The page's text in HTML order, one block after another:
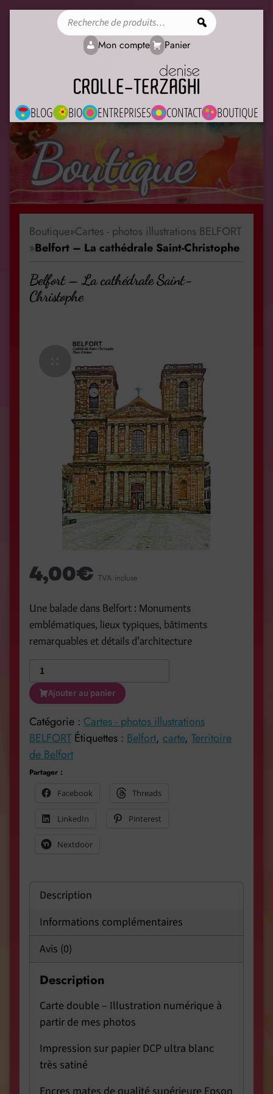
BLOG BIO ENTREPRISES CONTACT BOUTIQUE
Mon compte Panier
Boutique
Boutique»Cartes - photos illustrations BELFORT
»Belfort – La cathédrale Saint-Christophe
Belfort – La cathédrale Saint-
Christophe
4,00€ TVA incluse
Une balade dans Belfort : Monuments
emblématiques, lieux typiques, bâtiments
remarquables et détails d’architecture
Ajouter au panier
Catégorie : Cartes - photos illustrations
BELFORT Étiquettes : Belfort, carte, Territoire
de Belfort
Partager :
Facebook
Threads
LinkedIn Pinterest
Nextdoor
Description
Informations complémentaires
Avis (0)
Description
Carte double – Illustration numérique à
partir de mes photos
Impression sur papier DCP ultra blanc
très satiné